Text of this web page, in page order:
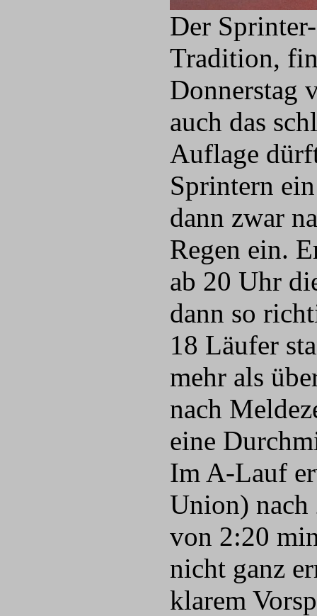
Der
Tradition,
Donnerstag
auch das
Auflage
Sprintern
dann zwar
Regen ein.
ab 20 Uhr
dann so
18 Läufer
mehr als
nach
eine
Im A-Lauf
Union) nach
von 2:20
nicht ganz
klarem